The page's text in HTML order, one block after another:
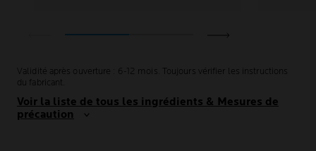
Validité après ouverture : 6-12 mois. Toujours vérifier les instructions
du fabricant.
Voir la liste de tous les ingrédients & Mesures de
précaution